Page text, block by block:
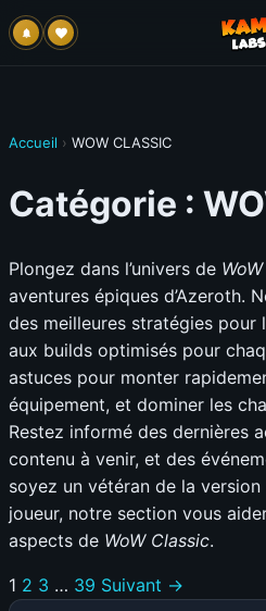
Accueil › WOW CLASSIC
Catégorie :
Plongez dans l’univers de
aventures épiques d’Azeroth.
des meilleures stratégies pour
aux builds optimisés pour
astuces pour monter
équipement, et dominer les
Restez informé des dernières
contenu à venir, et des
soyez un vétéran de la
joueur, notre section vous
aspects de WoW Classic.
1 2 3 … 39 Suivant →